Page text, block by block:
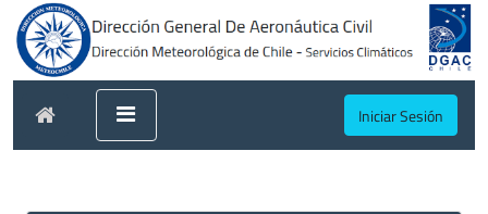
Iniciar Sesión